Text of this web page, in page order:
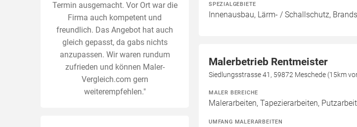
Termin ausgemacht. Vor Ort war die
Firma auch kompetent und
freundlich. Das Angebot hat auch
gleich gepasst, da gabs nichts
anzupassen. Wir waren rundum
zufrieden und können Maler-
Vergleich.com gern
weiterempfehlen."
SPEZIALGEBIETE
Innenausbau, Lärm- / Schallschutz,
Malerbetrieb Rentmeister
Siedlungsstrasse 41, 59872 Meschede (15km
MALER BEREICHE
Malerarbeiten, Tapezierarbeiten,
UMFANG MALERARBEITEN